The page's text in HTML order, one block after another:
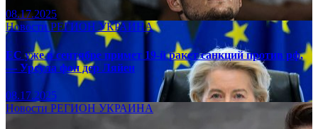
08.17.2025
НовостиРЕГИОНУКРАИНА
ЕС уже в сентябре примет 19-й ракет санкций против рф,
— Урсула фон дер Ляйен
08.17.2025
Новости РЕГИОН УКРАИНА